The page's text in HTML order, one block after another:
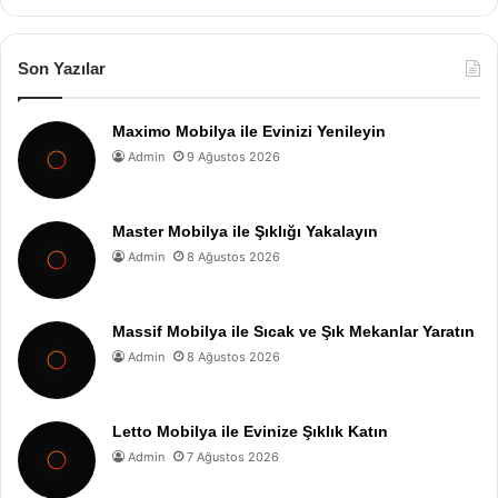
Son Yazılar
Maximo Mobilya ile Evinizi Yenileyin
Admin 9 Ağustos 2026
Master Mobilya ile Şıklığı Yakalayın
Admin 8 Ağustos 2026
Massif Mobilya ile Sıcak ve Şık Mekanlar Yaratın
Admin 8 Ağustos 2026
Letto Mobilya ile Evinize Şıklık Katın
Admin 7 Ağustos 2026